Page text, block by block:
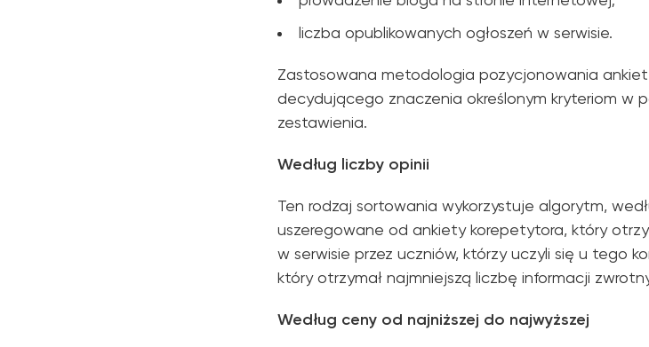
liczba opublikowanych ogłoszeń w serwisie.
Zastosowana metodologia pozycjonowania
decydującego znaczenia określonym kryteriom w
zestawienia.
Według liczby opinii
Ten rodzaj sortowania wykorzystuje algorytm,
uszeregowane od ankiety korepetytora, który
w serwisie przez uczniów, którzy uczyli się u tego
który otrzymał najmniejszą liczbę informacji
Według ceny od najniższej do najwyższej